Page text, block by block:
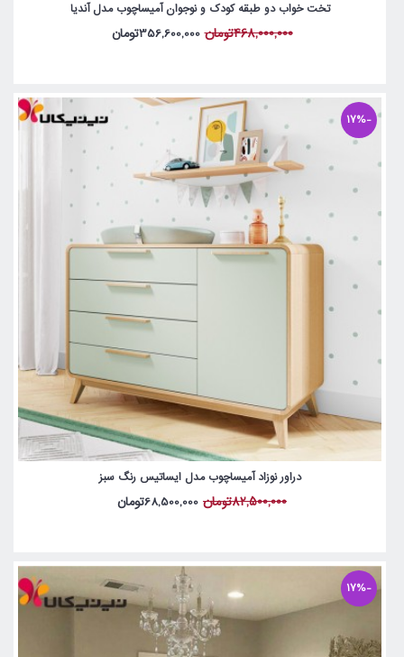
تخت خواب دو طبقه کودک و نوجوان آمیساچوب مدل آندیا
468,000,000تومان 356,600,000تومان
-17%
دراور نوزاد آمیساچوب مدل ایساتیس رنگ سبز
82,500,000تومان 68,500,000تومان
-17%